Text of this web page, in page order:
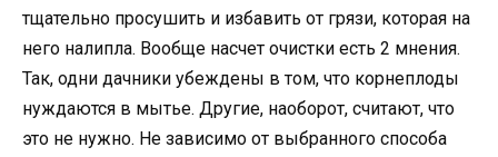
тщательно просушить и избавить от грязи, которая на
него налипла. Вообще насчет очистки есть 2 мнения.
Так, одни дачники убеждены в том, что корнеплоды
нуждаются в мытье. Другие, наоборот, считают, что
это не нужно. Не зависимо от выбранного способа